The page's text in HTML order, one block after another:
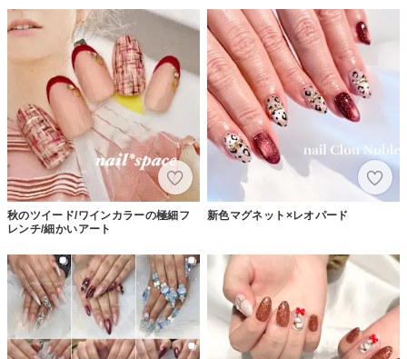
秋のツイード/ワインカラーの極細フ
レンチ/細かいアート
新色マグネット×レオパード